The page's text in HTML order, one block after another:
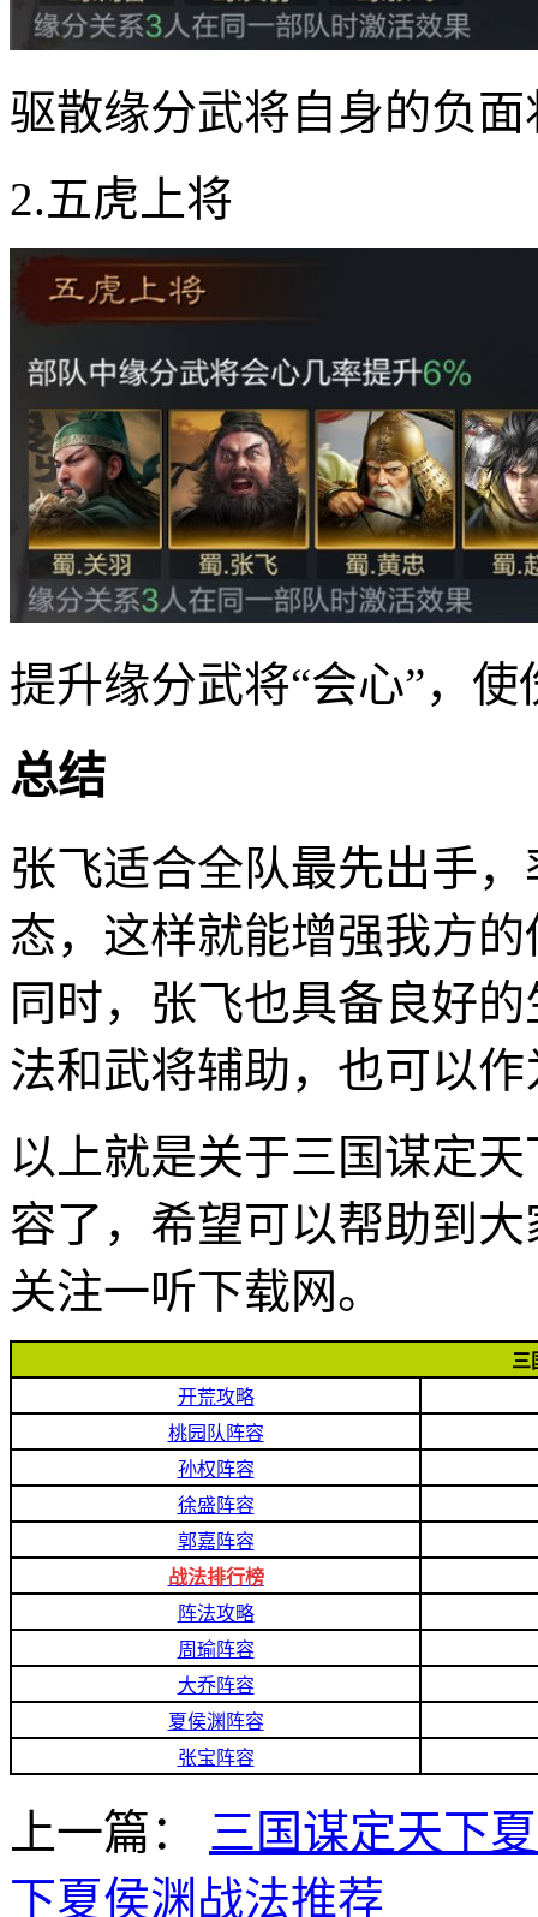
驱散缘分武将自身的负面
2.五虎上将
提升缘分武将“会心”，使
总结
张飞适合全队最先出手
态，这样就能增强我方
同时，张飞也具备良好
法和武将辅助，也可以
以上就是关于三国谋定
容了，希望可以帮助到
关注一听下载网。
三
开荒攻略
桃园队阵容
孙权阵容
徐盛阵容
郭嘉阵容
战法排行榜
阵法攻略
周瑜阵容
大乔阵容
夏侯渊阵容
张宝阵容
上一篇：
三国谋定天下
下夏侯渊战法推荐